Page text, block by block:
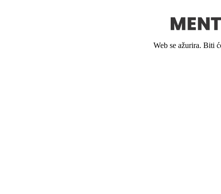
Web se ažurira. Biti